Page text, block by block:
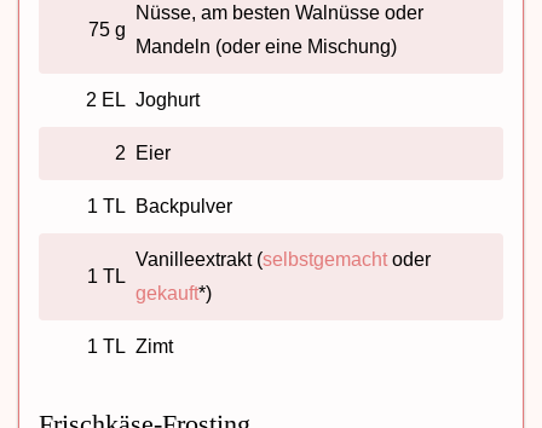
75 g
Nüsse, am besten Walnüsse oder
Mandeln (oder eine Mischung)
2 EL Joghurt
2 Eier
1 TL Backpulver
1 TL
Vanilleextrakt (selbstgemacht oder
gekauft*)
1 TL Zimt